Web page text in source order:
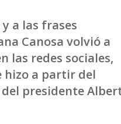
a las frases
Canosa volvió a
las redes sociales,
hizo a partir del
presidente